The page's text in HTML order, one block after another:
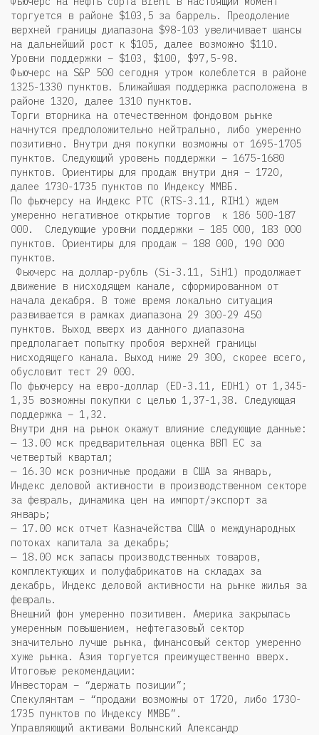
торгуется в районе $103,5 за баррель. Преодоление
верхней границы диапазона $98-103 увеличивает шансы
на дальнейший рост к $105, далее возможно $110.
Уровни поддержки – $103, $100, $97,5-98.
Фьючерс на S&P 500 сегодня утром колеблется в районе
1325-1330 пунктов. Ближайшая поддержка расположена в
районе 1320, далее 1310 пунктов.
Торги вторника на отечественном фондовом рынке
начнутся предположительно нейтрально, либо умеренно
позитивно. Внутри дня покупки возможны от 1695-1705
пунктов. Следующий уровень поддержки – 1675-1680
пунктов. Ориентиры для продаж внутри дня – 1720,
далее 1730-1735 пунктов по Индексу ММВБ.
По фьючерсу на Индекс РТС (RTS-3.11, RIH1) ждем
умеренно негативное открытие торгов к 186 500-187
000. Следующие уровни поддержки – 185 000, 183 000
пунктов. Ориентиры для продаж – 188 000, 190 000
пунктов.
Фьючерс на доллар-рубль (Si-3.11, SiH1) продолжает
движение в нисходящем канале, сформированном от
начала декабря. В тоже время локально ситуация
развивается в рамках диапазона 29 300-29 450
пунктов. Выход вверх из данного диапазона
предполагает попытку пробоя верхней границы
нисходящего канала. Выход ниже 29 300, скорее всего,
обусловит тест 29 000.
По фьючерсу на евро-доллар (ED-3.11, EDH1) от 1,345-
1,35 возможны покупки с целью 1,37-1,38. Следующая
поддержка – 1,32.
Внутри дня на рынок окажут влияние следующие данные:
— 13.00 мск предварительная оценка ВВП ЕС за
четвертый квартал;
— 16.30 мск розничные продажи в США за январь,
Индекс деловой активности в производственном секторе
за февраль, динамика цен на импорт/экспорт за
январь;
— 17.00 мск отчет Казначейства США о международных
потоках капитала за декабрь;
— 18.00 мск запасы производственных товаров,
комплектующих и полуфабрикатов на складах за
декабрь, Индекс деловой активности на рынке жилья за
февраль.
Внешний фон умеренно позитивен. Америка закрылась
умеренным повышением, нефтегазовый сектор
значительно лучше рынка, финансовый сектор умеренно
хуже рынка. Азия торгуется преимущественно вверх.
Итоговые рекомендации:
Инвесторам – “держать позиции”;
Спекулянтам – “продажи возможны от 1720, либо 1730-
1735 пунктов по Индексу ММВБ”.
Управляющий активами Волынский Александр